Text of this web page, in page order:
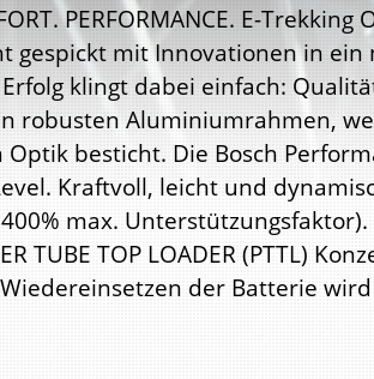
PERFORMANCE. E-
gespickt mit Innovationen in
klingt dabei einfach:
robusten Aluminiumrahmen,
besticht. Die Bosch
Kraftvoll, leicht und
max.
TUBE TOP LOADER (PTTL)
der Batterie